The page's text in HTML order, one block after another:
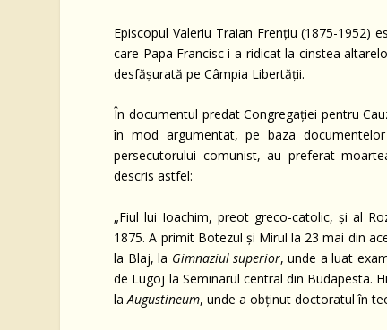
Episcopul Valeriu Traian Frențiu (1875-
care Papa Francisc i-a ridicat la cinstea
desfășurată pe Câmpia Libertății.
În documentul predat Congregației pentru
în mod argumentat, pe baza
persecutorului comunist, au preferat
descris astfel:
„Fiul lui Ioachim, preot greco-catolic, și al
1875. A primit Botezul și Mirul la 23 mai din
la Blaj, la Gimnaziul superior, unde a luat
de Lugoj la Seminarul central din Budapesta.
laAugustineum, unde a obținut doctoratul în